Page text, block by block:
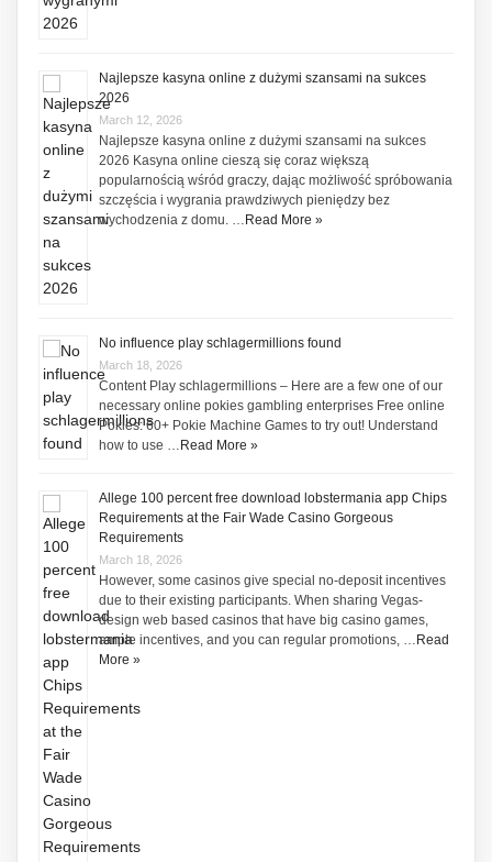
Najlepsze kasyna online z dużymi szansami na sukces
2026
March 12, 2026
Najlepsze kasyna online z dużymi szansami na sukces
2026 Kasyna online cieszą się coraz większą
popularnością wśród graczy, dając możliwość spróbowania
szczęścia i wygrania prawdziwych pieniędzy bez
wychodzenia z domu. … Read More »
No influence play schlagermillions found
March 18, 2026
Content Play schlagermillions – Here are a few one of our
necessary online pokies gambling enterprises Free online
Pokies: 60+ Pokie Machine Games to try out! Understand
how to use … Read More »
Allege 100 percent free download lobstermania app Chips
Requirements at the Fair Wade Casino Gorgeous
Requirements
March 18, 2026
However, some casinos give special no-deposit incentives
due to their existing participants. When sharing Vegas-
design web based casinos that have big casino games,
ample incentives, and you can regular promotions, … Read
More »